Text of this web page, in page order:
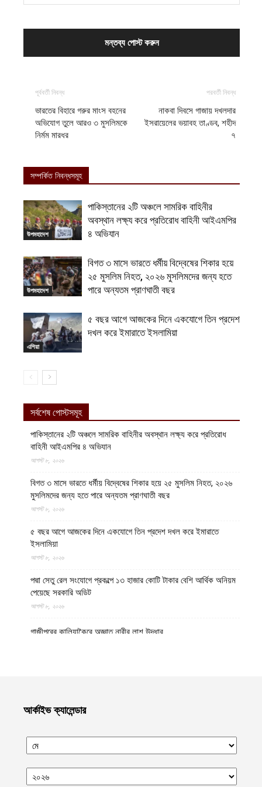
পূর্ববর্তী নিবন্ধ
ভারতের বিহারে গরুর মাংস বহনের
অভিযোগ তুলে আরও ৩ মুসলিমকে
নির্মম মারধর
পরবর্তী নিবন্ধ
নাকবা দিবসে গাজায় দখলদার
ইসরায়েলের ভয়াবহ তাণ্ডব, শহীদ
৭
সম্পর্কিত নিবন্ধসমূহ
উপমহাদেশ
পাকিস্তানের ২টি অঞ্চলে সামরিক বাহিনীর
অবস্থান লক্ষ্য করে প্রতিরোধ বাহিনী আইএমপির
৪ অভিযান
উপমহাদেশ
বিগত ৩ মাসে ভারতে ধর্মীয় বিদ্বেষের শিকার হয়ে
২৫ মুসলিম নিহত, ২০২৬ মুসলিমদের জন্য হতে
পারে অন্যতম প্রাণঘাতী বছর
এশিয়া
৫ বছর আগে আজকের দিনে একযোগে তিন প্রদেশ
দখল করে ইমারাতে ইসলামিয়া
সর্বশেষ পোস্টসমূহ
পাকিস্তানের ২টি অঞ্চলে সামরিক বাহিনীর অবস্থান লক্ষ্য করে প্রতিরোধ
বাহিনী আইএমপির ৪ অভিযান
আগস্ট ৮, ২০২৬
বিগত ৩ মাসে ভারতে ধর্মীয় বিদ্বেষের শিকার হয়ে ২৫ মুসলিম নিহত, ২০২৬
মুসলিমদের জন্য হতে পারে অন্যতম প্রাণঘাতী বছর
আগস্ট ৮, ২০২৬
৫ বছর আগে আজকের দিনে একযোগে তিন প্রদেশ দখল করে ইমারাতে
ইসলামিয়া
আগস্ট ৮, ২০২৬
পদ্মা সেতু রেল সংযোগে প্রকল্পে ১৩ হাজার কোটি টাকার বেশি আর্থিক অনিয়ম
পেয়েছে সরকারি অডিট
আগস্ট ৮, ২০২৬
গাজীপুরের কালিয়াকৈরে অজ্ঞাত নারীর লাশ উদ্ধার
হেলমান্দে বিপুল পরিমাণ অবৈধ অস্ত্র ও সামরিক সরঞ্জাম জব্দ করেছে ইমারাতে
আগস্ট ৮, ২০২৬
নোয়াখালীর কবিরহাটে নিখোঁজের এক দিন পর যুবদলনেতার লাশ উদ্ধার
আগস্ট ৮, ২০২৬
আর্কাইভ ক্যালেন্ডার